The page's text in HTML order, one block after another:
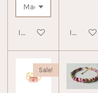
In winkelwagenIn
Sale!